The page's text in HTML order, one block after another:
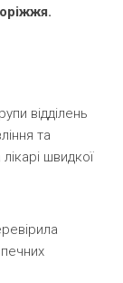
відділень
та
швидкої